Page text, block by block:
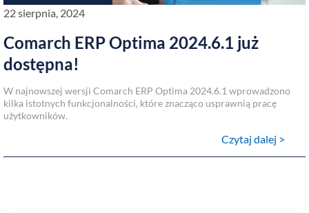
22 sierpnia, 2024
Comarch ERP Optima 2024.6.1 już
dostępna!
W najnowszej wersji Comarch ERP Optima 2024.6.1 wprowadzono
kilka istotnych funkcjonalności, które znacząco usprawnią pracę
użytkowników.
Czytaj dalej >